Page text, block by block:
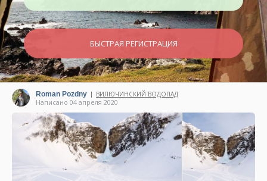
БЫСТРАЯ РЕГИСТРАЦИЯ
Roman Pozdny | ВИЛЮЧИНСКИЙ ВОДОПАД
Написано 04 апреля 2020